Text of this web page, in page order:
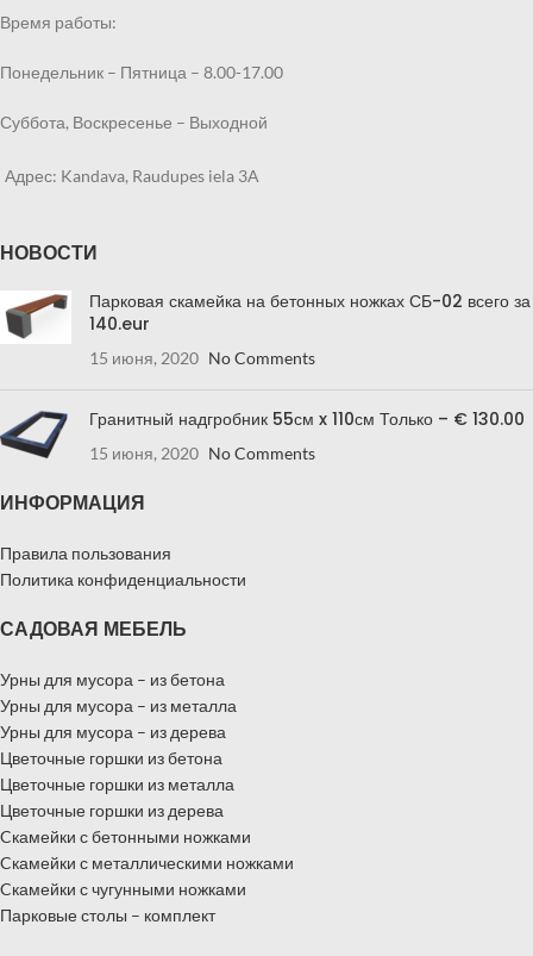
Время работы:
Понедельник – Пятница – 8.00-17.00
Суббота, Воскресенье – Выходной
Адрес: Kandava, Raudupes iela 3A
НОВОСТИ
Парковая скамейка на бетонных ножках СБ-02 всего за
140.eur
15 июня, 2020 No Comments
Гранитный надгробник 55см x 110см Только – € 130.00
15 июня, 2020 No Comments
ИНФОРМАЦИЯ
Правила пользования
Политика конфиденциальности
САДОВАЯ МЕБЕЛЬ
Урны для мусора – из бетона
Урны для мусора – из металла
Урны для мусора – из дерева
Цветочные горшки из бетона
Цветочные горшки из металла
Цветочные горшки из дерева
Cкамейки с бетонными ножками
Cкамейки с металлическими ножками
Cкамейки с чугунными ножками
Парковые столы – комплект